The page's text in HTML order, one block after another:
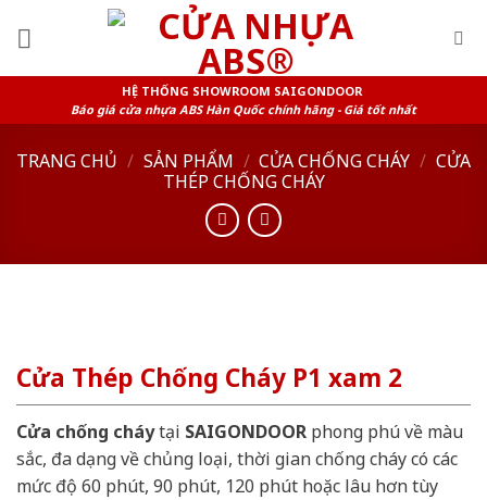
HỆ THỐNG SHOWROOM SAIGONDOOR
Báo giá cửa nhựa ABS Hàn Quốc chính hãng - Giá tốt nhất
TRANG CHỦ / SẢN PHẨM / CỬA CHỐNG CHÁY / CỬA
THÉP CHỐNG CHÁY
Cửa Thép Chống Cháy P1 xam 2
Cửa chống cháytại SAIGONDOOR phong phú về màu
sắc, đa dạng về chủng loại, thời gian chống cháy có các
mức độ 60 phút, 90 phút, 120 phút hoặc lâu hơn tùy